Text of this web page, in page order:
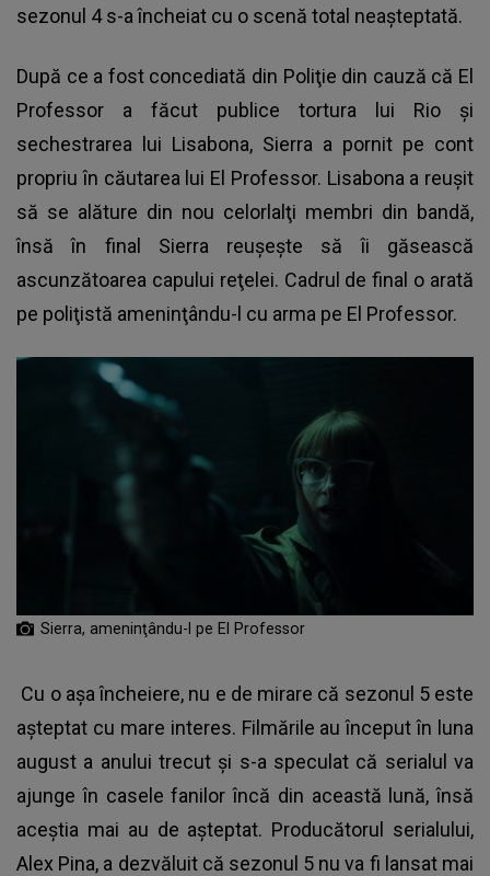
sezonul 4 s-a încheiat cu o scenă total neaşteptată.
După ce a fost concediată din Poliţie din cauză că El
Professor a făcut publice tortura lui Rio şi
sechestrarea lui Lisabona, Sierra a pornit pe cont
propriu în căutarea lui El Professor. Lisabona a reuşit
să se alăture din nou celorlalţi membri din bandă,
însă în final Sierra reuşeşte să îi găsească
ascunzătoarea capului reţelei. Cadrul de final o arată
pe poliţistă ameninţându-l cu arma pe El Professor.
Sierra, ameninţându-l pe El Professor
Cu o aşa încheiere, nu e de mirare că sezonul 5 este
aşteptat cu mare interes. Filmările au început în luna
august a anului trecut şi s-a speculat că serialul va
ajunge în casele fanilor încă din această lună, însă
aceştia mai au de aşteptat. Producătorul serialului,
Alex Pina, a dezvăluit că sezonul 5 nu va fi lansat mai